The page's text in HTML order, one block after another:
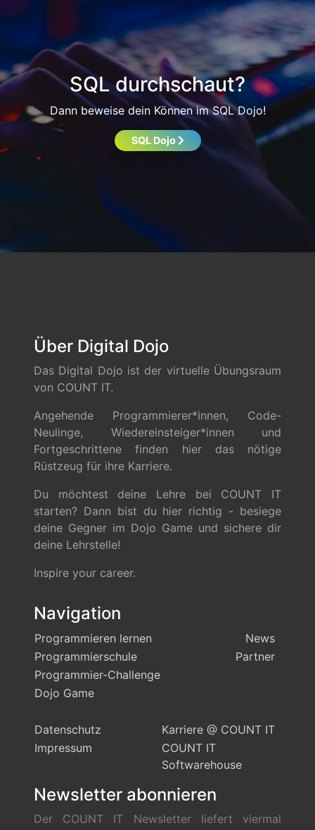
SQL durchschaut?
Dann beweise dein Können im SQL Dojo!
SQL Dojo
Über Digital Dojo
Das Digital Dojo ist der virtuelle Übungsraum
von COUNT IT.
Angehende Programmierer*innen, Code-
Neulinge, Wiedereinsteiger*innen und
Fortgeschrittene finden hier das nötige
Rüstzeug für ihre Karriere.
Du möchtest deine Lehre bei COUNT IT
starten? Dann bist du hier richtig - besiege
deine Gegner im Dojo Game und sichere dir
deine Lehrstelle!
Inspire your career.
Navigation
Programmieren lernen
News
Programmierschule
Partner
Programmier-Challenge
Dojo Game
Datenschutz
Karriere @ COUNT IT
Impressum
COUNT IT
Softwarehouse
Newsletter abonnieren
Der COUNT IT Newsletter liefert viermal